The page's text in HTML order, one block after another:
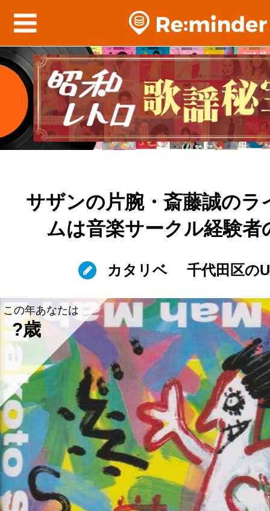
サザンの片腕・斎藤誠のラ
ムは音楽サークル経験者
カタリベ 千代田区の
この年あなたは
?歳